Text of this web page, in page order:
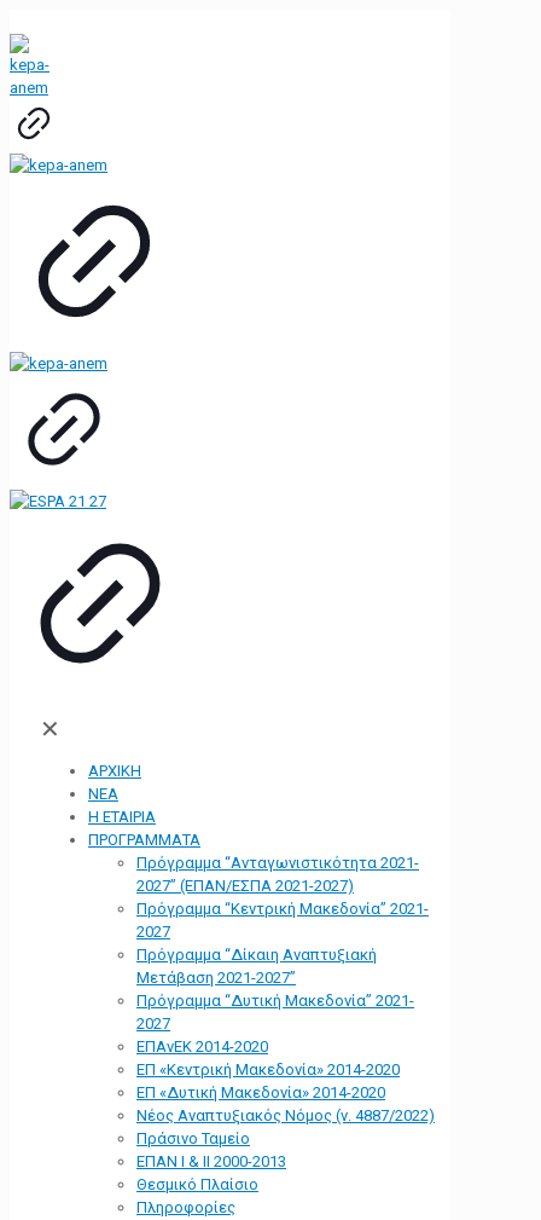
✕
ΑΡΧΙΚΗ
ΝΕΑ
Η ΕΤΑΙΡΙΑ
ΠΡΟΓΡΑΜΜΑΤΑ
Πρόγραμμα “Ανταγωνιστικότητα 2021-
2027” (ΕΠΑΝ/ΕΣΠΑ 2021-2027)
Πρόγραμμα “Κεντρική Μακεδονία” 2021-
2027
Πρόγραμμα “Δίκαιη Αναπτυξιακή
Μετάβαση 2021-2027”
Πρόγραμμα “Δυτική Μακεδονία” 2021-
2027
ΕΠΑνΕΚ 2014-2020
ΕΠ «Kεντρική Μακεδονία» 2014-2020
ΕΠ «Δυτική Μακεδονία» 2014-2020
Νέος Αναπτυξιακός Νόμος (ν. 4887/2022)
Πράσινο Ταμείο
ΕΠΑΝ Ι & ΙΙ 2000-2013
Θεσμικό Πλαίσιο
Πληροφορίες